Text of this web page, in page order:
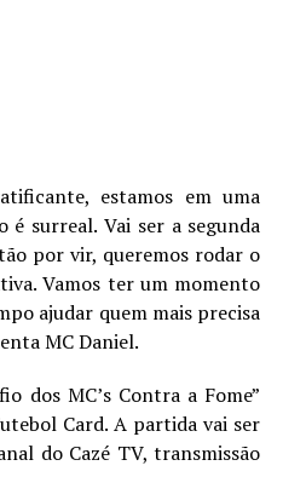
estamos em uma
surreal. Vai ser a segunda
por vir, queremos rodar o
Vamos ter um momento
ajudar quem mais precisa
MC Daniel.
dos MC’s Contra a Fome”
Card. A partida vai ser
do Cazé TV, transmissão